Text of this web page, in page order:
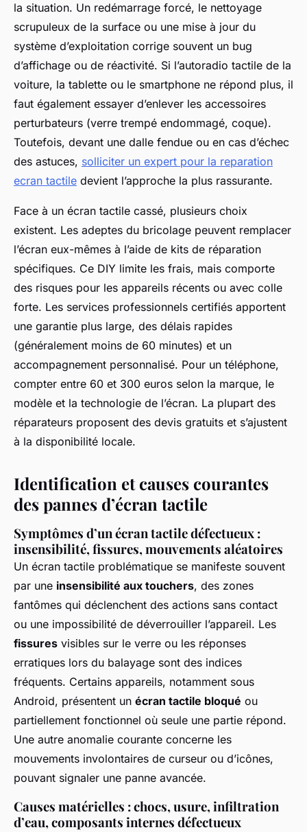
la situation. Un redémarrage forcé, le nettoyage
scrupuleux de la surface ou une mise à jour du
système d’exploitation corrige souvent un bug
d’affichage ou de réactivité. Si l’autoradio tactile de la
voiture, la tablette ou le smartphone ne répond plus, il
faut également essayer d’enlever les accessoires
perturbateurs (verre trempé endommagé, coque).
Toutefois, devant une dalle fendue ou en cas d’échec
des astuces, solliciter un expert pour la reparation
ecran tactile devient l’approche la plus rassurante.
Face à un écran tactile cassé, plusieurs choix
existent. Les adeptes du bricolage peuvent remplacer
l’écran eux-mêmes à l’aide de kits de réparation
spécifiques. Ce DIY limite les frais, mais comporte
des risques pour les appareils récents ou avec colle
forte. Les services professionnels certifiés apportent
une garantie plus large, des délais rapides
(généralement moins de 60 minutes) et un
accompagnement personnalisé. Pour un téléphone,
compter entre 60 et 300 euros selon la marque, le
modèle et la technologie de l’écran. La plupart des
réparateurs proposent des devis gratuits et s’ajustent
à la disponibilité locale.
Identification et causes courantes
des pannes d’écran tactile
Symptômes d’un écran tactile défectueux :
insensibilité, fissures, mouvements aléatoires
Un écran tactile problématique se manifeste souvent
par une insensibilité aux touchers, des zones
fantômes qui déclenchent des actions sans contact
ou une impossibilité de déverrouiller l’appareil. Les
fissures visibles sur le verre ou les réponses
erratiques lors du balayage sont des indices
fréquents. Certains appareils, notamment sous
Android, présentent un écran tactile bloqué ou
partiellement fonctionnel où seule une partie répond.
Une autre anomalie courante concerne les
mouvements involontaires de curseur ou d’icônes,
pouvant signaler une panne avancée.
Causes matérielles : chocs, usure, infiltration
d’eau, composants internes défectueux